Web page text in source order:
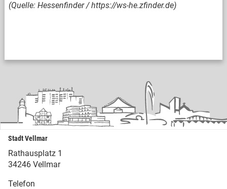
(Quelle: Hessenfinder / https://ws-he.zfinder.de)
Stadt Vellmar
Rathausplatz 1
34246 Vellmar
Telefon